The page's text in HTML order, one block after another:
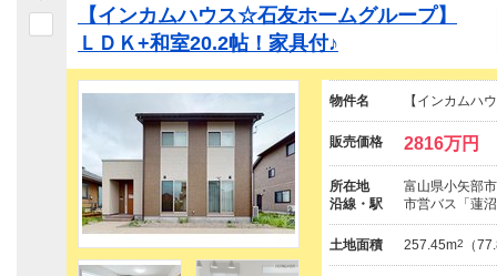
【インカムハウス☆石友ホームグループ】
ＬＤＫ+和室20.2帖！家具付♪
物件名 【インカムハ
販売価格 2816万円
所在地
富山県小矢部
沿線・駅
市営バス「蓮
土地面積 257.45m2 （